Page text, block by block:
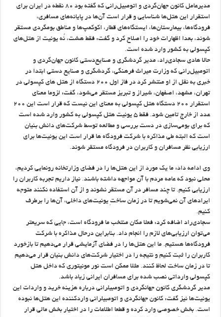
مدیرعامل کانون جهان‌گردی و اتومبیل‌رانی که گفته بود ۸۰ نقطه در ایران برای
استقرار این هتل‌ها شناسایی و قرار است آن‌ها در پایانه‌های مسافری،
فرودگاه‌ها، بیمارستان‌ها، ایستگاه‌های قطار، اکوکمپ‌ها و مناطق بومگردی مستقر
شوند، بعدا اظهارات خود را اصلاح کرد و گفت: فقط هشت، نُه یونیت از هتل‌های
کپسولی به کشور وارد شده است.
حالا هادی سجادی‌راد، مدیر گردشگری و صنایع‌دستی کانون جهان‌گردی و
اتومبیل‌رانی که وزارت میراث فرهنگی، گردشگری و صنایع دستی ابتدا در
خبری به نقل از او منتشر کرد در فاز اول ۲۰۰ دستگاه از هتل های کپسولی در
تهران، مشهد، اصفهان، شیراز و تبریز مستقر می‌شود، گفت: لزوما معنای
استقرار ۲۰۰ دستگاه هتل کپسولی به معنای این نیست که قرار است این ۲۰۰
عدد از خارج تامین شود. فقط ۵ یونیت هتل کپسولی به کشور وارد شده است
که برای بومی‌سازی در دست بررسی و مطالعه توسط شرکت‌های دانش بنیان
است که البته طی مذاکره با شرکت فرودگاه ها قرار است این یونیت‌ها برای
ارزیابی نظر مسافران و کاربران در فرودگاه مستقر شوند.
وی ادامه داد: ما یک مورد از این هتل‌ها را در فضای وزارتخانه رونمایی کردیم،
محلی نبود که عامه مردم با آن مواجهه داشته باشند. نیاز داریم تجربه کاربران را
ارزیابی کنیم. تا چند مسافر در آن مستقر نشوند و از آن استفاده نکنند متوجه
ایرادهای آن نمی‌شویم تا در زمان ساختِ یونیت‌های داخلی، آن‌ها را برطرف
کنیم.
سجادی‌راد اضافه کرد: فعلا مکان منتخب ما فرودگاه است، جایی که سریعتر
می‌توان ارزیابی‌های لازم را انجام داد. بنابراین درحال مذاکره با شرکت
فرودگاه‌ها هستیم. ما این هتل‌ها را در فضای آزمایشی قرار می‌دهیم تا بازخورد
کاربران را ثبت کنیم و نتیجه را در اختیار شرکت‌های دانش بنیان قرار می‌دهیم
تا در زمان ساخت لحاظ کنند. مثلا ممکن است نور مونیتوری که داخل هتل
کپسولی وارداتی نصب شده برای مسافران ایرانی زیاد باشد.
مدیر گردشگری کانون جهانگردی و اتومبیلرانی درباره هزینه خرید و واردات این
یونیت‌ها نیز گفت: کانون جهانگردی و اتومبیلرانی واردکننده این هتل‌ها نبوده
است. بخش خصوصی وارد کرده و قطعا اطلاعات را در اختیار بخش مالی قرار